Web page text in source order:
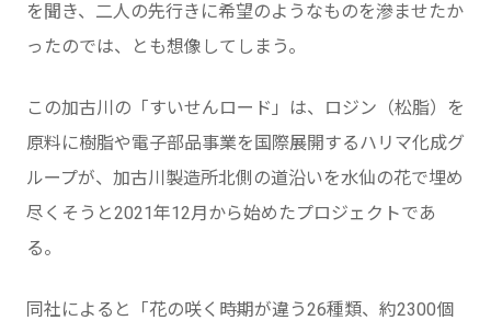
を聞き、二人の先行きに希望のようなものを滲ませたか
ったのでは、とも想像してしまう。
この加古川の「すいせんロード」は、ロジン（松脂）を
原料に樹脂や電子部品事業を国際展開するハリマ化成グ
ループが、加古川製造所北側の道沿いを水仙の花で埋め
尽くそうと2021年12月から始めたプロジェクトであ
る。
同社によると「花の咲く時期が違う26種類、約2300個